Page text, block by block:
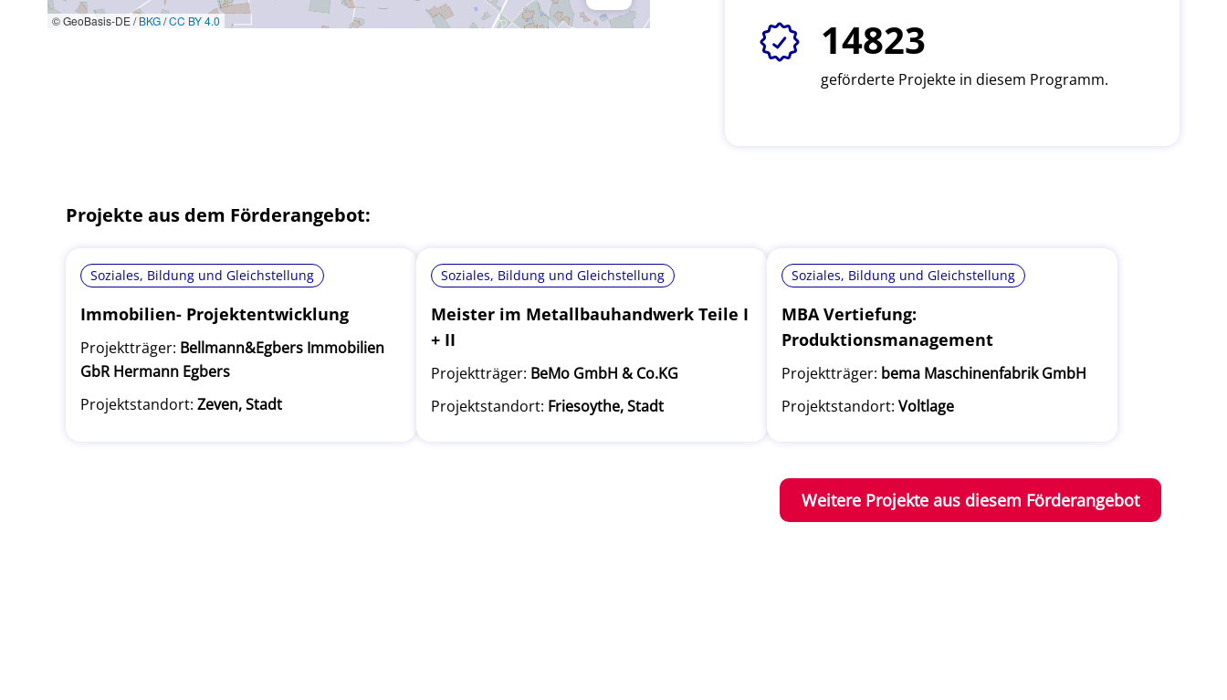
© GeoBasis-DE /BKG/CC BY 4.0 14823
geförderte Projekte in diesem Programm.
Projekte aus dem Förderangebot:
Soziales, Bildung und Gleichstellung
Immobilien- Projektentwicklung
Projektträger: Bellmann&Egbers Immobilien
GbR Hermann Egbers
Projektstandort: Zeven, Stadt
Soziales, Bildung und Gleichstellung
Meister im Metallbauhandwerk Teile I
+ II
Projektträger: BeMo GmbH & Co.KG
Projektstandort: Friesoythe, Stadt
Soziales, Bildung und Gleichstellung
MBA Vertiefung:
Produktionsmanagement
Projektträger: bema Maschinenfabrik GmbH
Projektstandort: Voltlage
Weitere Projekte aus diesem Förderangebot